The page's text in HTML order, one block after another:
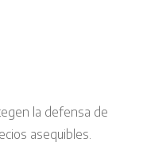
la defensa de
asequibles.